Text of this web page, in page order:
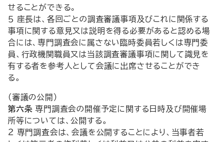
せることができる。
５ 座長は、各回ごとの調査審議事項及びこれに関係する
事項に関する意見又は説明を得る必要があると認める場
合には、専門調査会に属さない臨時委員若しくは専門委
員、行政機関職員又は当該調査審議事項に関して識見を
有する者を参考人として会議に出席させることができ
る。
（審議の公開）
第六条 専門調査会の開催予定に関する日時及び開催場
所等については、公開する。
２ 専門調査会は、会議を公開することにより、当事者若